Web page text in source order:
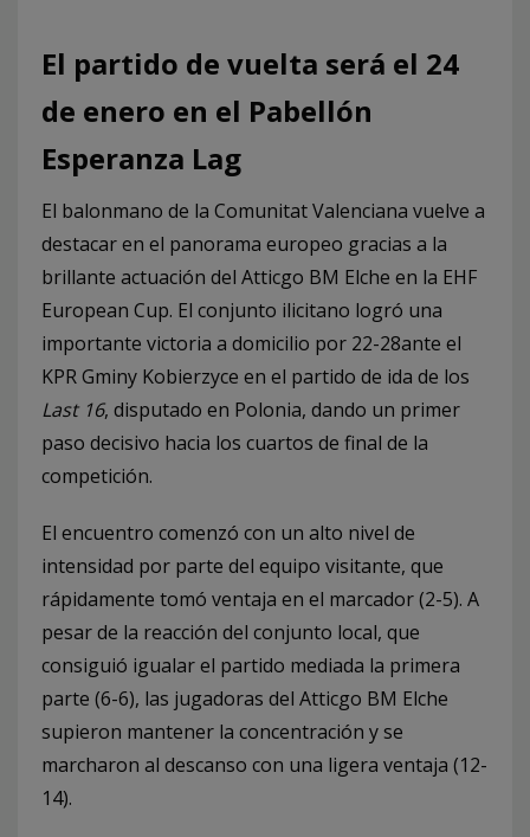
El partido de vuelta será el 24
de enero en el Pabellón
Esperanza Lag
El balonmano de la Comunitat Valenciana vuelve a
destacar en el panorama europeo gracias a la
brillante actuación del Atticgo BM Elche en la EHF
European Cup. El conjunto ilicitano logró una
importante victoria a domicilio por 22-28ante el
KPR Gminy Kobierzyce en el partido de ida de los
Last 16, disputado en Polonia, dando un primer
paso decisivo hacia los cuartos de final de la
competición.
El encuentro comenzó con un alto nivel de
intensidad por parte del equipo visitante, que
rápidamente tomó ventaja en el marcador (2-5). A
pesar de la reacción del conjunto local, que
consiguió igualar el partido mediada la primera
parte (6-6), las jugadoras del Atticgo BM Elche
supieron mantener la concentración y se
marcharon al descanso con una ligera ventaja (12-
14).